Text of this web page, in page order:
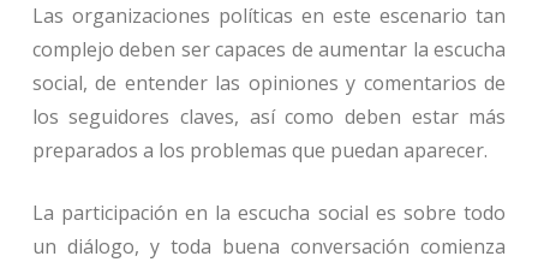
Las organizaciones políticas en este escenario tan
complejo deben ser capaces de aumentar la escucha
social, de entender las opiniones y comentarios de
los seguidores claves, así como deben estar más
preparados a los problemas que puedan aparecer.
La participación en la escucha social es sobre todo
un diálogo, y toda buena conversación comienza